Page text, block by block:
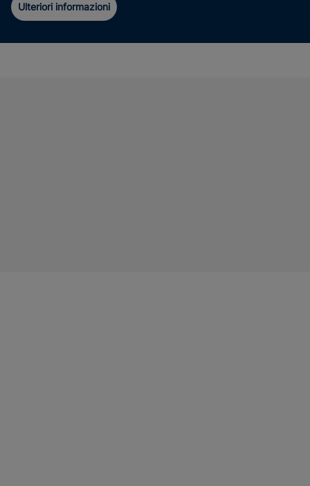
Ulteriori informazioni